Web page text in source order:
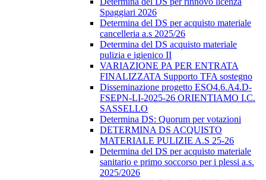
Spaggiari 2026
Determina del DS per acquisto materiale
cancelleria a.s 2025/26
Determina del DS acquisto materiale
pulizia e igienico II
VARIAZIONE PA PER ENTRATA
FINALIZZATA Supporto TFA sostegno
Disseminazione progetto ESO4.6.A4.D-
FSEPN-LI-2025-26 ORIENTIAMO I.C.
SASSELLO
Determina DS: Quorum per votazioni
DETERMINA DS ACQUISTO
MATERIALE PULIZIE A.S 25-26
Determina del DS per acquisto materiale
sanitario e primo soccorso per i plessi a.s.
2025/2026